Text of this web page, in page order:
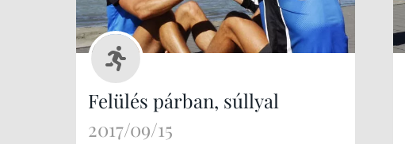
Felülés párban, súllyal
2017/09/15